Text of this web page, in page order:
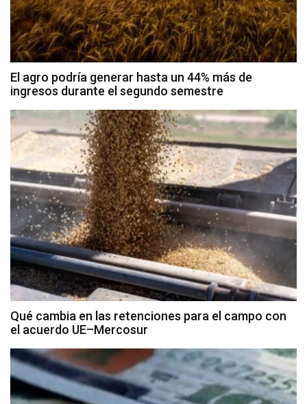
El agro podría generar hasta un 44% más de
ingresos durante el segundo semestre
Qué cambia en las retenciones para el campo con
el acuerdo UE–Mercosur